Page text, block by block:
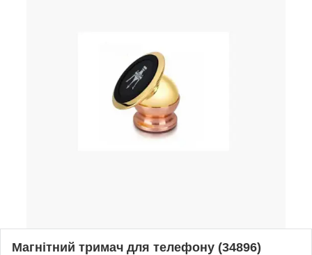
Магнітний тримач для телефону (34896)